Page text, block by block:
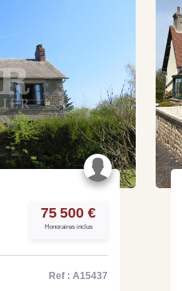
75 500 €
Honoraires inclus
Ref : A15437